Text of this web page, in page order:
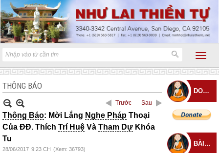
THÔNG BÁO
Trước Sau
Thông Báo: Mời Lắng Nghe Pháp Thoại
Của ĐĐ. Thích Trí Huệ Và Tham Dự Khóa
Tu
28/06/2017 9:23 CH (Xem: 36793)
DONATE
BÀI ĐĂNG MỚI